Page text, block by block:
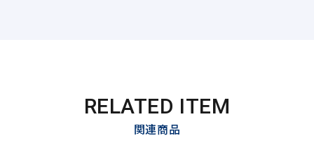
RELATED ITEM
関連商品